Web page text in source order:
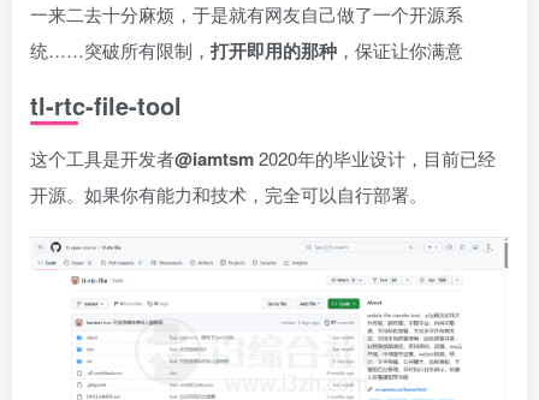
一来二去十分麻烦，于是就有网友自己做了一个开源系
统……突破所有限制， 打开即用的那种 ，保证让你满意
tl-rtc-file-tool
这个工具是开发者@iamtsm2020年的毕业设计，目前已经
开源。如果你有能力和技术，完全可以自行部署。